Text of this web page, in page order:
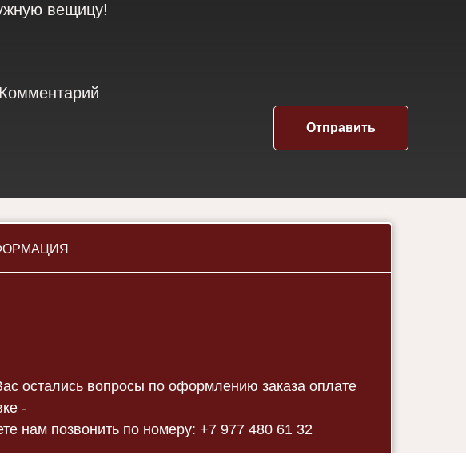
вещицу!
Комментарий
Отправить
остались вопросы по оформлению заказа оплате
-
нам позвонить по номеру: +7 977 480 61 32